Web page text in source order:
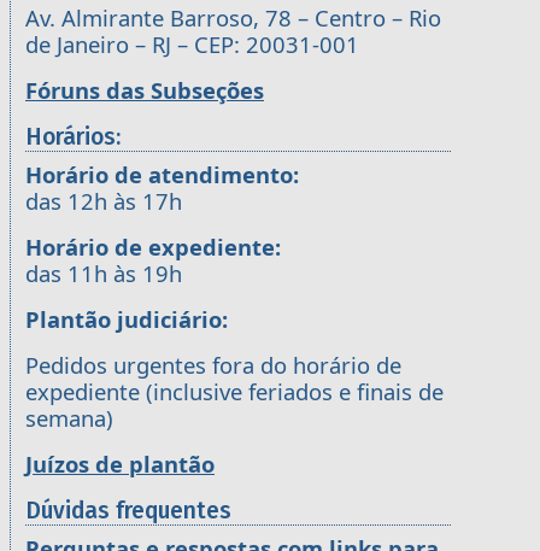
Av. Almirante Barroso, 78 – Centro – Rio
de Janeiro – RJ – CEP: 20031-001
Fóruns das Subseções
Horários:
Horário de atendimento:
das 12h às 17h
Horário de expediente:
das 11h às 19h
Plantão judiciário:
Pedidos urgentes fora do horário de
expediente (inclusive feriados e finais de
semana)
Juízos de plantão
Dúvidas frequentes